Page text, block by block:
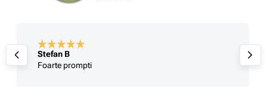
Stefan B
Foarte prompti